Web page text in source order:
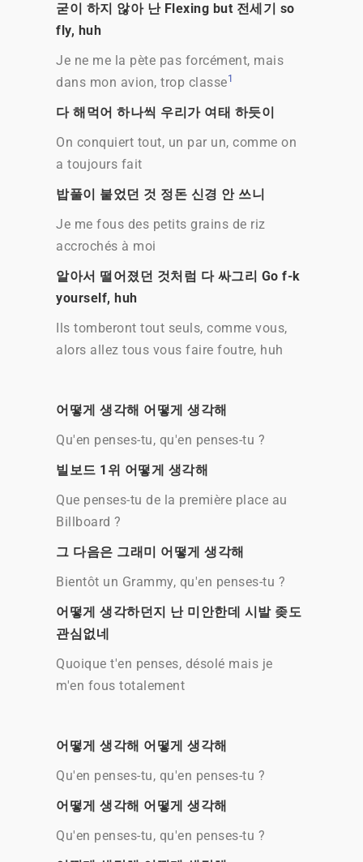
굳이 하지 않아 난 Flexing but 전세기 so
fly, huh
Je ne me la pète pas forcément, mais
dans mon avion, trop classe1
다 해먹어 하나씩 우리가 여태 하듯이
On conquiert tout, un par un, comme on
a toujours fait
밥풀이 붙었던 것 정돈 신경 안 쓰니
Je me fous des petits grains de riz
accrochés à moi
알아서 떨어졌던 것처럼 다 싸그리 Go f-k
yourself, huh
Ils tomberont tout seuls, comme vous,
alors allez tous vous faire foutre, huh
어떻게 생각해 어떻게 생각해
Qu'en penses-tu, qu'en penses-tu ?
빌보드 1위 어떻게 생각해
Que penses-tu de la première place au
Billboard ?
그 다음은 그래미 어떻게 생각해
Bientôt un Grammy, qu'en penses-tu ?
어떻게 생각하던지 난 미안한데 시발 좆도
관심없네
Quoique t'en penses, désolé mais je
m'en fous totalement
어떻게 생각해 어떻게 생각해
Qu'en penses-tu, qu'en penses-tu ?
어떻게 생각해 어떻게 생각해
Qu'en penses-tu, qu'en penses-tu ?